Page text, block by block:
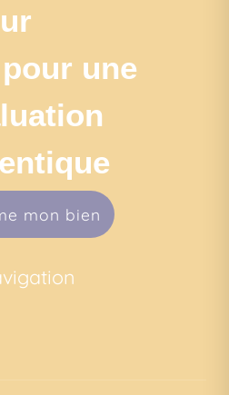
une
mon bien